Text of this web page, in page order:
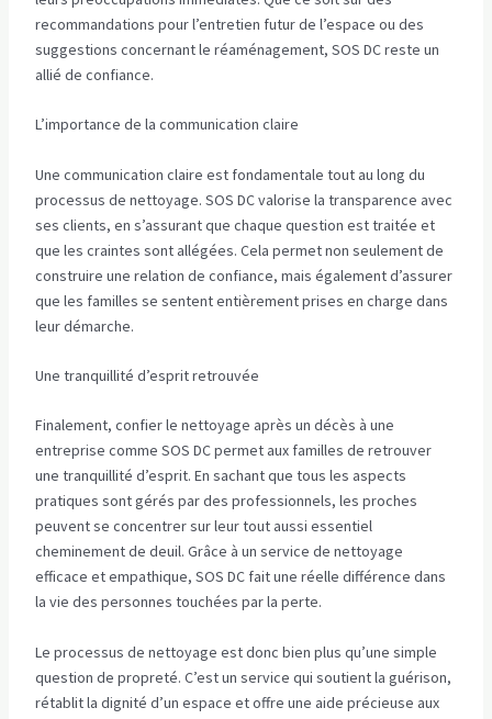
recommandations pour l’entretien futur de l’espace ou des
suggestions concernant le réaménagement, SOS DC reste un
allié de confiance.
L’importance de la communication claire
Une communication claire est fondamentale tout au long du
processus de nettoyage. SOS DC valorise la transparence avec
ses clients, en s’assurant que chaque question est traitée et
que les craintes sont allégées. Cela permet non seulement de
construire une relation de confiance, mais également d’assurer
que les familles se sentent entièrement prises en charge dans
leur démarche.
Une tranquillité d’esprit retrouvée
Finalement, confier le nettoyage après un décès à une
entreprise comme SOS DC permet aux familles de retrouver
une tranquillité d’esprit. En sachant que tous les aspects
pratiques sont gérés par des professionnels, les proches
peuvent se concentrer sur leur tout aussi essentiel
cheminement de deuil. Grâce à un service de nettoyage
efficace et empathique, SOS DC fait une réelle différence dans
la vie des personnes touchées par la perte.
Le processus de nettoyage est donc bien plus qu’une simple
question de propreté. C’est un service qui soutient la guérison,
rétablit la dignité d’un espace et offre une aide précieuse aux